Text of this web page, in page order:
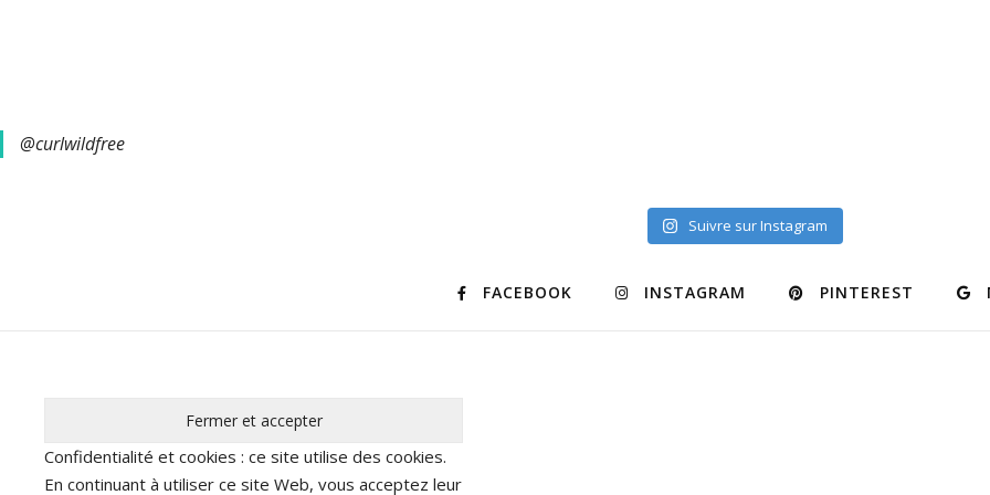
@curlwildfree
Suivre sur Instagram
FACEBOOK INSTAGRAM PINTEREST
Confidentialité et cookies : ce site utilise des cookies.
En continuant à utiliser ce site Web, vous acceptez leur